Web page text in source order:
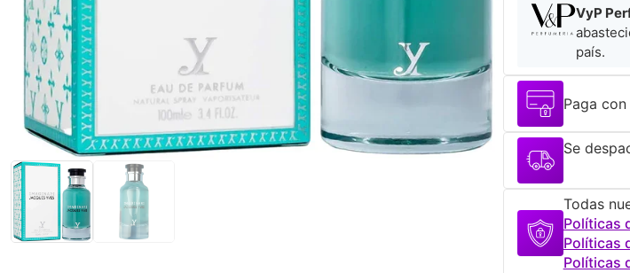
VyP
país.
Paga
Se
Todas
Políticas
Políticas
Políticas